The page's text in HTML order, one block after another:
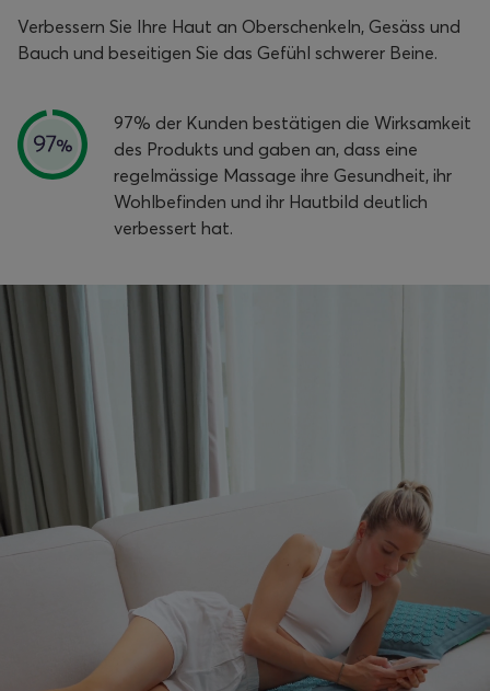
Verbessern Sie Ihre Haut an Oberschenkeln, Gesäss und
Bauch und beseitigen Sie das Gefühl schwerer Beine.
97% der Kunden bestätigen die Wirksamkeit
des Produkts und gaben an, dass eine
regelmässige Massage ihre Gesundheit, ihr
Wohlbefinden und ihr Hautbild deutlich
verbessert hat.